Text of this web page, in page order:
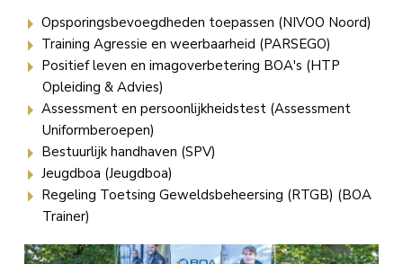
Opsporingsbevoegdheden toepassen (NIVOO Noord)
Training Agressie en weerbaarheid (PARSEGO)
Positief leven en imagoverbetering BOA's (HTP
Opleiding & Advies)
Assessment en persoonlijkheidstest (Assessment
Uniformberoepen)
Bestuurlijk handhaven (SPV)
Jeugdboa (Jeugdboa)
Regeling Toetsing Geweldsbeheersing (RTGB) (BOA
Trainer)